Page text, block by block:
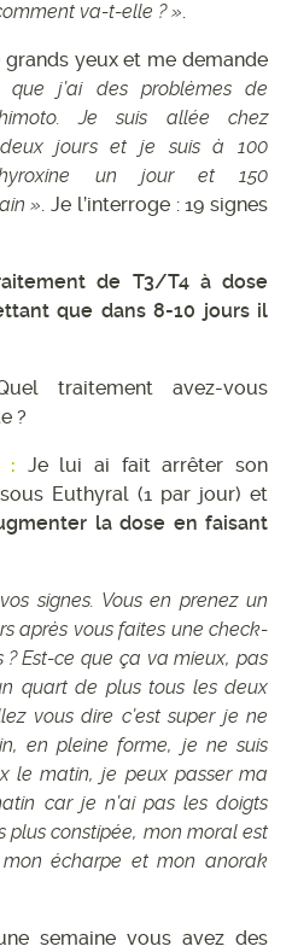
va-t-elle ? ».
yeux et me demande
j’ai des problèmes de
Je suis allée chez
jours et je suis à 100
un jour et 150
». Je l’interroge : 19 signes
de T3/T4 à dose
que dans 8-10 jours il
traitement avez-vous
?
: Je lui ai fait arrêter son
Euthyral (1 par jour) et
la dose en faisant
signes. Vous en prenez un
après vous faites une check-
? Est-ce que ça va mieux, pas
quart de plus tous les deux
vous dire c’est super je ne
en pleine forme, je ne suis
le matin, je peux passer ma
car je n’ai pas les doigts
plus constipée, mon moral est
écharpe et mon anorak
semaine vous avez des